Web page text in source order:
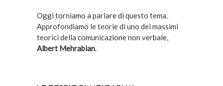
Oggi torniamo a parlare di questo tema.
Approfondiamo le teorie di uno dei massimi
teorici della comunicazione non verbale,
Albert Mehrabian.